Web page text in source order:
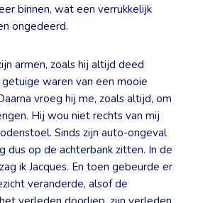
binnen, wat een verrukkelijk
ongedeerd.
armen, zoals hij altijd deed
waren van een mooie
vroeg hij me, zoals altijd, om
Hij wou niet rechts van mij
Sinds zijn auto-ongeval
dus op de achterbank zitten. In de
ik Jacques. En toen gebeurde er
veranderde, alsof de